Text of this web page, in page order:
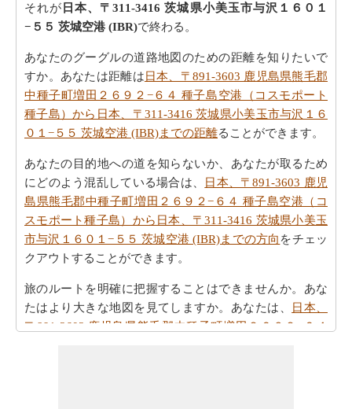
それが 日本、〒311-3416 茨城県小美玉市与沢１６０１
−５５ 茨城空港 (IBR)で終わる。
あなたのグーグルの道路地図のための距離を知りたいで
すか。あなたは距離は日本、〒891-3603 鹿児島県熊毛郡
中種子町増田２６９２−６４ 種子島空港（コスモポート
種子島）から日本、〒311-3416 茨城県小美玉市与沢１６
０１−５５ 茨城空港 (IBR)までの距離ることができます。
あなたの目的地への道を知らないか、あなたが取るため
にどのよう混乱している場合は、
日本、〒891-3603 鹿児
島県熊毛郡中種子町増田２６９２−６４ 種子島空港（コ
スモポート種子島）から日本、〒311-3416 茨城県小美玉
市与沢１６０１−５５ 茨城空港 (IBR)までの方向 をチェッ
クアウトすることができます。
旅のルートを明確に把握することはできませんか。あな
たはより大きな地図を見てしますか。あなたは、
日本、
〒891-3603 鹿児島県熊毛郡中種子町増田２６９２−６４